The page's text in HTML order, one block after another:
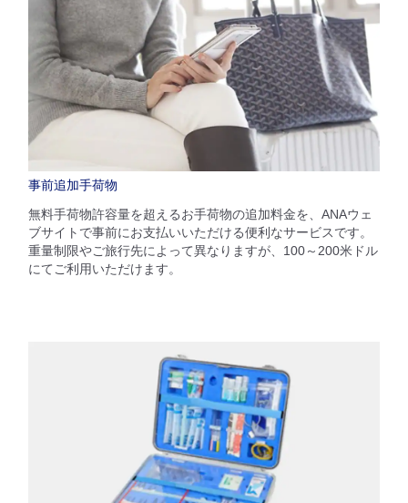
事前追加手荷物
無料手荷物許容量を超えるお手荷物の追加料金を、ANAウェ
ブサイトで事前にお支払いいただける便利なサービスです。
重量制限やご旅行先によって異なりますが、100～200米ドル
にてご利用いただけます。